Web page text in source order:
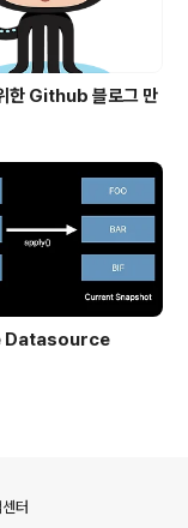
한 Github 블로그 만
Datasource
터